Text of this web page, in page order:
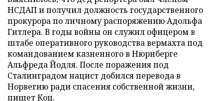
НСДАП и получил должность государственного
прокурора по личному распоряжению Адольфа
Гитлера. В годы войны он служил офицером в
штабе оперативного руководства вермахта под
командованием казненного в Нюрнберге
Альфреда Йодля. После поражения под
Сталинградом нацист добился перевода в
Норвегию ради спасения собственной жизни,
пишет Коц.